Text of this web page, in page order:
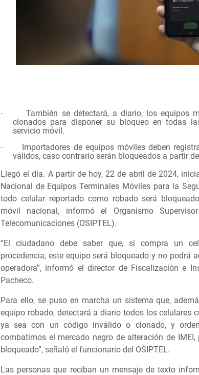
·
También se detectará, a diario, los equipos
clonados para disponer su bloqueo en todas
servicio móvil.
·
Importadores de equipos móviles deben
válidos, caso contrario serán bloqueados a partir
Llegó el día. A partir de hoy, 22 de abril de 2024,
Nacional de Equipos Terminales Móviles para la
todo celular reportado como robado será
móvil nacional, informó el Organismo
Telecomunicaciones (OSIPTEL).
“El ciudadano debe saber que, si compra un
procedencia, este equipo será bloqueado y no podrá
operadora”, informó el director de Fiscalización e
Pacheco.
Para ello, se puso en marcha un sistema que,
equipo robado, detectará a diario todos los celulares
ya sea con un código inválido o clonado, y
combatimos el mercado negro de alteración de
bloqueado”, señaló el funcionario del OSIPTEL.
Las personas que reciban un mensaje de texto